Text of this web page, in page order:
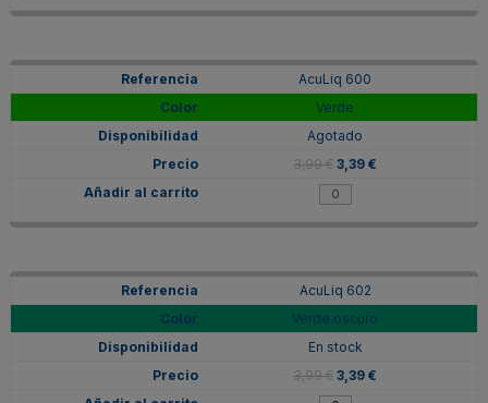
AcuLiq 600
Verde
Agotado
3,99 € 3,39 €
AcuLiq 602
Verde oscuro
En stock
3,99 € 3,39 €